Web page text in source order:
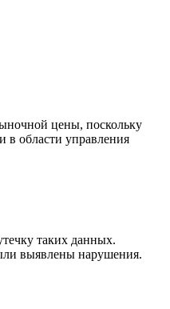
цены, поскольку
в области управления
таких данных.
выявлены нарушения.